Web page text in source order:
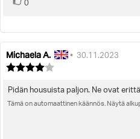
Äänestä
0
Arvostelun
kirjoittaja:
Michaela A. • Arvostelun
30.11.2023
4.0
5:sta
tähdestä
Arvostelun
teksti:
Pidän housuista paljon. Ne ovat
Tämä on automaattinen käännös. Näytä